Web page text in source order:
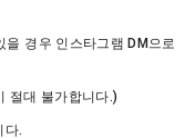
을 경우 인스타그램 DM으로
절대 불가합니다.)
다.